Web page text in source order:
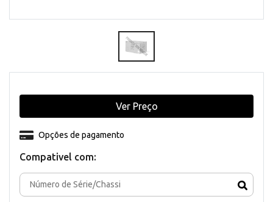
Compativel com:
Opções de pagamento
Ver Preço